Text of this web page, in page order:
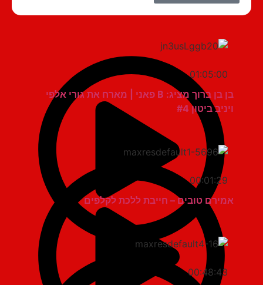
01:05:00
בן בן ברוך מציג: B פאני | מארח את גורי אלפי
ויניב ביטון #4
00:01:29
אמירם טובים – חייבת ללכת לקלפים
00:48:43